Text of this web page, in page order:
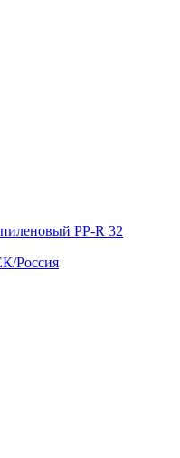
PP-R 32
Россия